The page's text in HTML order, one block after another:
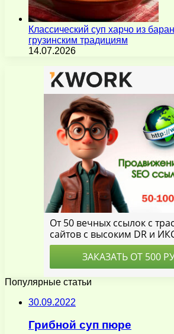
Классический суп харчо из
грузинским традициям
14.07.2026
Популярные статьи
30.09.2022
Грибной суп пюре